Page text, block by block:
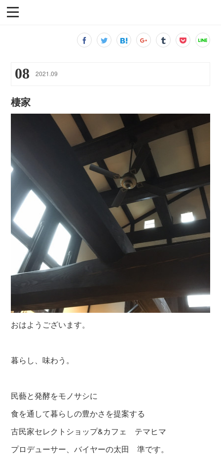
08 2021 .09
棲家
おはようございます。
暮らし、味わう。
民藝と発酵をモノサシに
食を通して暮らしの豊かさを提案する
古民家セレクトショップ&カフェ テマヒマ
プロデューサー、バイヤーの太田 準です。